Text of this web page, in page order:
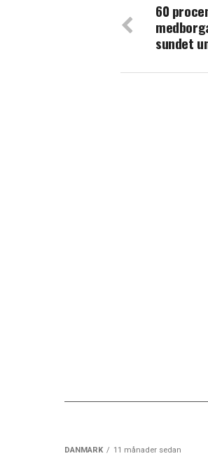
60
sundet
DANMARK 11 månader sedan